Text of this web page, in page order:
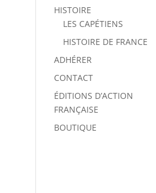
HISTOIRE
LES CAPÉTIENS
HISTOIRE DE FRANCE
ADHÉRER
CONTACT
ÉDITIONS D’ACTION
FRANÇAISE
BOUTIQUE